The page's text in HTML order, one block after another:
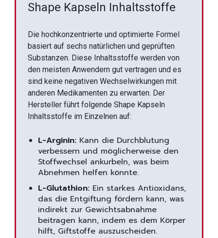
Shape Kapseln Inhaltsstoffe
Die hochkonzentrierte und optimierte Formel
basiert auf sechs natürlichen und geprüften
Substanzen. Diese Inhaltsstoffe werden von
den meisten Anwendern gut vertragen und es
sind keine negativen Wechselwirkungen mit
anderen Medikamenten zu erwarten. Der
Hersteller führt folgende Shape Kapseln
Inhaltsstoffe im Einzelnen auf:
L-Arginin: Kann die Durchblutung
verbessern und möglicherweise den
Stoffwechsel ankurbeln, was beim
Abnehmen helfen könnte.
L-Glutathion: Ein starkes Antioxidans,
das die Entgiftung fördern kann, was
indirekt zur Gewichtsabnahme
beitragen kann, indem es dem Körper
hilft, Giftstoffe auszuscheiden.